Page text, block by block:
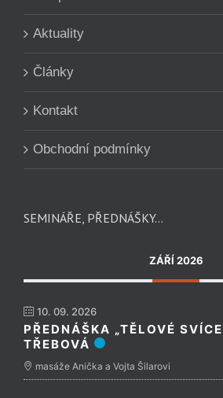
Aktuality
Články
Kontakt
Obchodní podmínky
SEMINÁŘE, PŘEDNÁŠKY…
ZÁŘÍ 2026
10. 09. 2026
PŘEDNÁŠKA „TĚLOVÉ
TŘEBOVÁ
masáže Anička a Vojta Šilarovi